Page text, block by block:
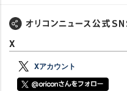
X
Xアカウント